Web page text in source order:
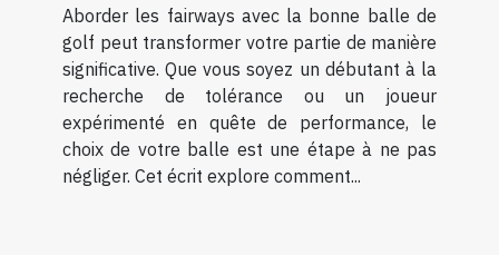
Aborder les fairways avec la bonne balle de
golf peut transformer votre partie de manière
significative. Que vous soyez un débutant à la
recherche de tolérance ou un joueur
expérimenté en quête de performance, le
choix de votre balle est une étape à ne pas
négliger. Cet écrit explore comment...